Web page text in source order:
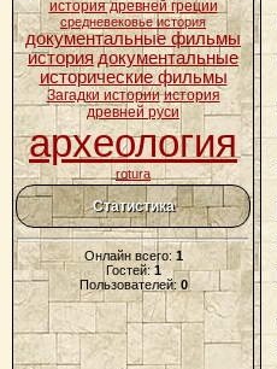
история древней греции
средневековье история
документальные фильмы
история документальные
исторические фильмы
Загадки истории история
древней руси
археология
rotura
Статистика
Онлайн всего: 1
Гостей:1
Пользователей: 0